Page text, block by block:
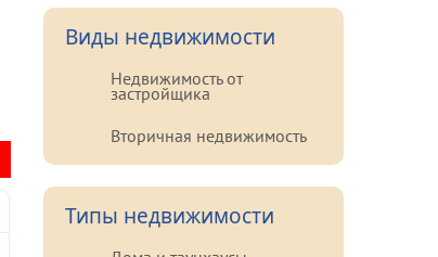
Виды недвижимости
Недвижимость от
застройщика
Вторичная недвижимость
Типы недвижимости